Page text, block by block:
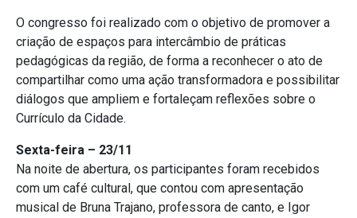
O congresso foi realizado com o objetivo de promover a
criação de espaços para intercâmbio de práticas
pedagógicas da região, de forma a reconhecer o ato de
compartilhar como uma ação transformadora e possibilitar
diálogos que ampliem e fortaleçam reflexões sobre o
Currículo da Cidade.
Sexta-feira – 23/11
Na noite de abertura, os participantes foram recebidos
com um café cultural, que contou com apresentação
musical de Bruna Trajano, professora de canto, e Igor